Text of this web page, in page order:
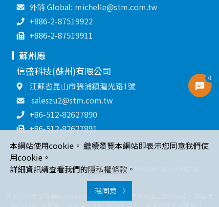
外銷 Global: michelle@stm.com.tw
+886-2-87519922
+886-2-87519911
蘇州廠
信盛科技(蘇州)有限公司
江蘇省昆山市張浦鎮滬光路1號
saleszu2@stm.com.tw
+86-512-82627890
+86-512-82627891
Copyright © 2021 Sin Sheng Terminal & Machine Inc. All Rights
您必須啟用瀏覽器的JavaScript 功能，才能使用網站上部分功能 / 建議使
本網站使用cookie。 繼續瀏覽本網站即表示您同意我們使
用cookie。
詳細資訊請查看我們的隱私權條款 。
我同意
0